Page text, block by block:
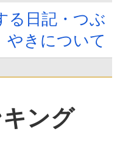
る日記・つぶ
やきについて
ング